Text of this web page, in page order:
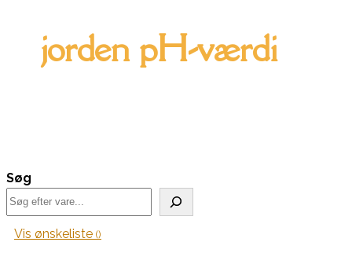
jorden pH-værdi
Søg
Vis ønskeliste